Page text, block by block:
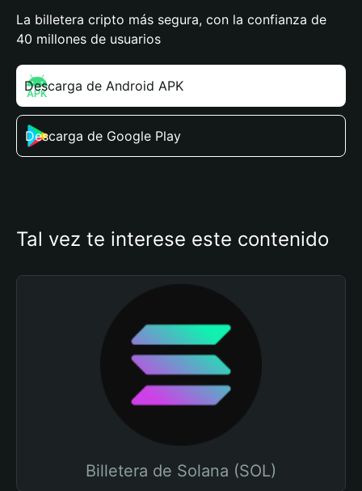
La billetera cripto más segura, con la confianza de
40 millones de usuarios
Descarga de Android APK
Descarga de Google Play
Tal vez te interese este contenido
Billetera de Solana (SOL)